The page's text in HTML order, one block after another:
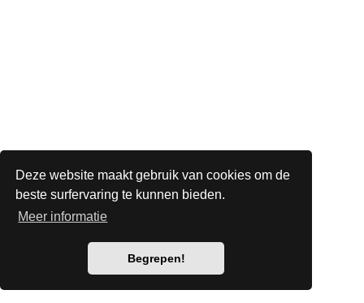
Deze website maakt gebruik van cookies om de
beste surfervaring te kunnen bieden.
Meer informatie
Begrepen!